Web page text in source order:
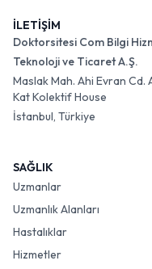
İLETİŞİM
Doktorsitesi Com Bilgi
Teknoloji ve Ticaret A.Ş.
Maslak Mah. Ahi Evran Cd.
Kat Kolektif House
İstanbul, Türkiye
SAĞLIK
Uzmanlar
Uzmanlık Alanları
Hastalıklar
Hizmetler